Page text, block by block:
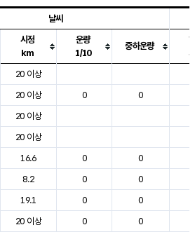
날씨, 기온, 강수, 바람, 기압등을 안내한 표입
날씨
시정
km
운량
1/10
중하운량
20 이상
20 이상 0 0
20 이상
20 이상
16.6 0 0
8.2 0 0
19.1 0 0
20 이상 0 0